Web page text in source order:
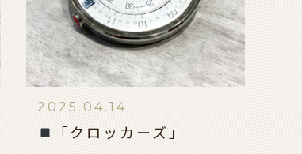
2025.04.14
「クロッカーズ」